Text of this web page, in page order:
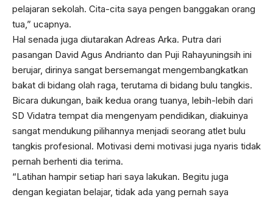
pelajaran sekolah. Cita-cita saya pengen banggakan orang
tua,” ucapnya.
Hal senada juga diutarakan Adreas Arka. Putra dari
pasangan David Agus Andrianto dan Puji Rahayuningsih ini
berujar, dirinya sangat bersemangat mengembangkatkan
bakat di bidang olah raga, terutama di bidang bulu tangkis.
Bicara dukungan, baik kedua orang tuanya, lebih-lebih dari
SD Vidatra tempat dia mengenyam pendidikan, diakuinya
sangat mendukung pilihannya menjadi seorang atlet bulu
tangkis profesional. Motivasi demi motivasi juga nyaris tidak
pernah berhenti dia terima.
“Latihan hampir setiap hari saya lakukan. Begitu juga
dengan kegiatan belajar, tidak ada yang pernah saya